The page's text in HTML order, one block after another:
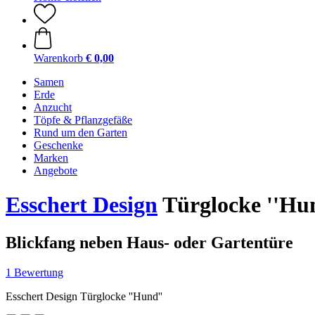
Warenkorb € 0,00
Samen
Erde
Anzucht
Töpfe & Pflanzgefäße
Rund um den Garten
Geschenke
Marken
Angebote
Esschert DesignTürglocke
Blickfang neben Haus- oder Gartentüre
1 Bewertung
Esschert Design Türglocke ''Hund''